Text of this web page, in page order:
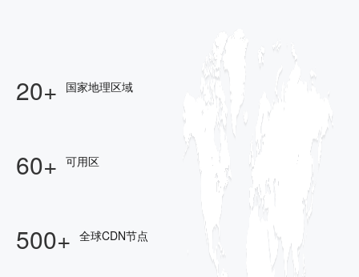
20+ 国家地理区域
60+ 可用区
500+ 全球CDN节点